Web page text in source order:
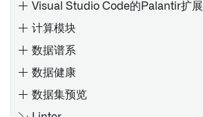
Connector 2.0 for SAP
Applications 或远程代理
Palantir Foundry Connector
2.0 以 SAP 应用的管理控制台
2.0 以 SAP 应用程序的参数
理管道
使用代码库创建媒体集批处理
管道
使用Pipeline Builder创建增量
理解 Spark 细节
Spark UI [测试版]
理解计算使用情况
原生加速
概述
添加数据集
自动生成输入数据
在控制面板中配置代码库设置
Visual Studio Code的Palantir扩展
计算模块
数据谱系
数据健康
数据集预览